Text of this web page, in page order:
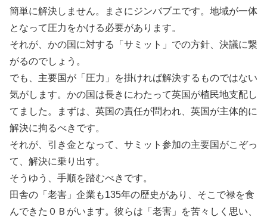
簡単に解決しません。まさにジンバブエです。地域が一体
となって圧力をかける必要があります。
それが、かの国に対する「サミット」での方針、決議に繋
がるのでしょう。
でも、主要国が「圧力」を掛ければ解決するものではない
気がします。かの国は長きにわたって英国が植民地支配し
てました。まずは、英国の責任が問われ、英国が主体的に
解決に拘るべきです。
それが、引き金となって、サミット参加の主要国がこぞっ
て、解決に乗り出す。
そうゆう、手順を踏むべきです。
田舎の「老害」企業も135年の歴史があり、そこで禄を食
んできた０Ｂがいます。彼らは「老害」を苦々しく思い、